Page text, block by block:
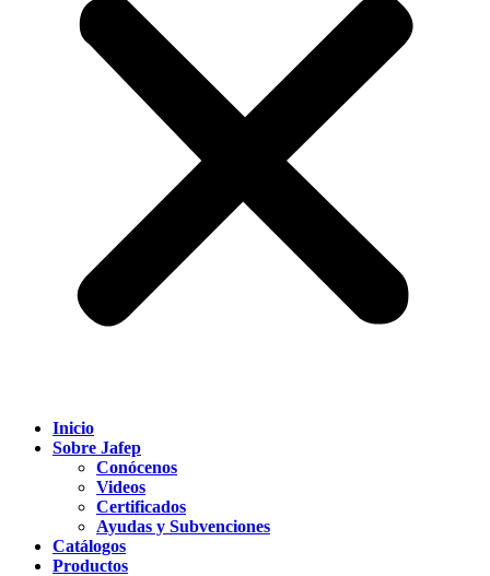
Inicio
Sobre Jafep
Conócenos
Videos
Certificados
Ayudas y Subvenciones
Catálogos
Productos